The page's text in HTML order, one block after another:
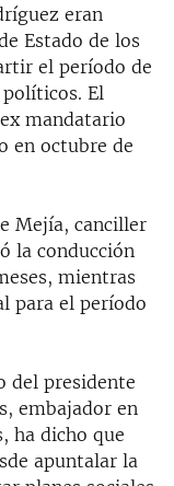
eran
Estado de los
el período de
El
mandatario
en octubre de
Mejía, canciller
la conducción
mientras
para el período
del presidente
embajador en
ha dicho que
apuntalar la